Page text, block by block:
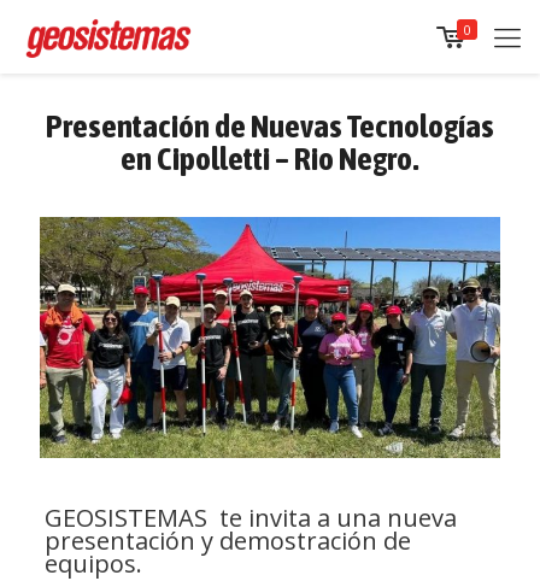
0
Presentación de Nuevas Tecnologías
en Cipolletti – Rio Negro.
GEOSISTEMAS te invita a una nueva
presentación y demostración de
equipos.